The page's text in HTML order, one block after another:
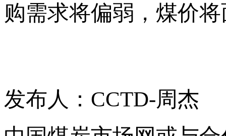
购需求将偏弱，煤价
发布人：CCTD-周杰